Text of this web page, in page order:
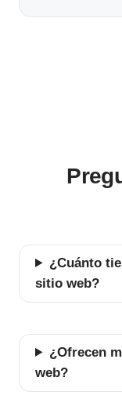
¿Cuánto
sitio web?
¿Ofrecen
web?